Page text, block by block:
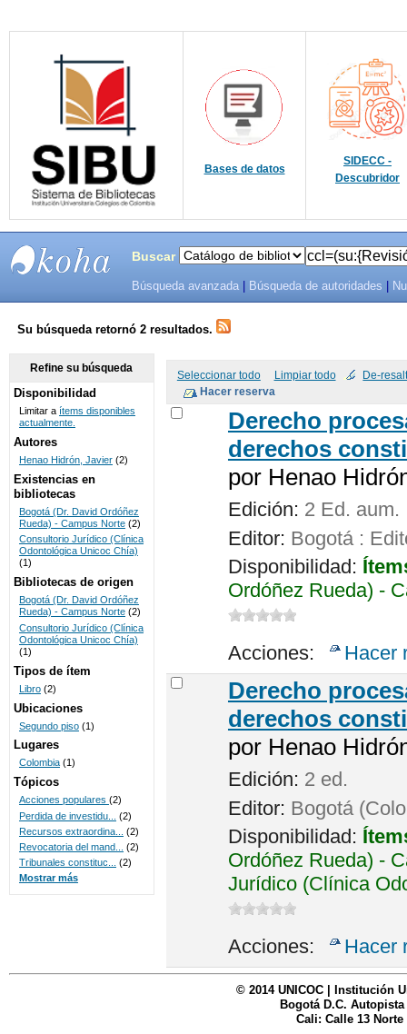
Bases de datos
SIDECC -
Descubridor
SISTEMAS
DE
BIBLIOTECAS
UNICOC
Buscar
Búsqueda avanzada Búsqueda de autoridades
Su búsqueda retornó 2 resultados.
Seleccionar todo Limpiar todo De-
Derecho
derechos
por Henao
Edición: 2 Ed. aum.
Editor: Bogotá :
Disponibilidad:
Ordóñez Rueda) -
Acciones: Hacer
Derecho
derechos
por Henao
Edición: 2 ed.
Editor: Bogotá
Disponibilidad:
Ordóñez Rueda) -
Jurídico (Clínica
Acciones: Hacer
Refine su búsqueda
Disponibilidad
Limitar a ítems disponibles
actualmente.
Autores
Henao Hidrón, Javier (2)
Existencias en
bibliotecas
Bogotá (Dr. David Ordóñez
Rueda) - Campus Norte (2)
Consultorio Jurídico (Clínica
Odontológica Unicoc Chía)
(1)
Bibliotecas de origen
Bogotá (Dr. David Ordóñez
Rueda) - Campus Norte (2)
Consultorio Jurídico (Clínica
Odontológica Unicoc Chía)
(1)
Tipos de ítem
Libro (2)
Ubicaciones
Segundo piso (1)
Lugares
Colombia (1)
Tópicos
Acciones populares (2)
Perdida de investidu...
(2)
Recursos extraordina...
(2)
Revocatoria del mand...
(2)
Tribunales constituc...
(2)
Mostrar más
© 2014 UNICOC | Institución
Bogotá D.C. Autopista
Cali: Calle 13 Norte